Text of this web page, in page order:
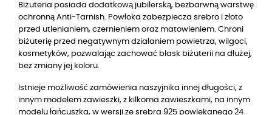
Biżuteria posiada dodatkową jubilerską, bezbarwną warstwę
ochronną Anti-Tarnish. Powłoka zabezpiecza srebro i złoto
przed utlenianiem, czernieniem oraz matowieniem. Chroni
biżuterię przed negatywnym działaniem powietrza, wilgoci,
kosmetyków, pozwalając zachować blask biżuterii na dłużej,
bez zmiany jej koloru.
Istnieje możliwość zamówienia naszyjnika innej długości, z
innym modelem zawieszki, z kilkoma zawieszkami, na innym
modelu łańcuszka, w wersji ze srebra 925 powlekanego 24